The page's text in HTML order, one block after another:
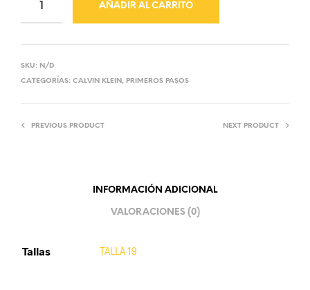
AÑADIR AL CARRITO
SKU: N/D
CATEGORÍAS: CALVIN KLEIN , PRIMEROS PASOS
PREVIOUS PRODUCT NEXT PRODUCT
INFORMACIÓN ADICIONAL
VALORACIONES (0)
Tallas TALLA 19